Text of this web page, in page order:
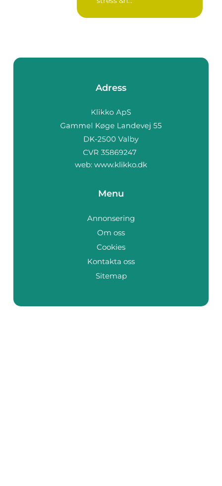
Adress
web: www.klikko.dk
Menu
Annonsering
Om oss
Cookies
Kontakta oss
Sitemap